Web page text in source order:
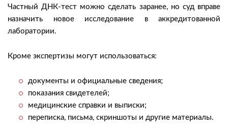
Частный ДНК-тест можно сделать заранее, но суд вправе
назначить новое исследование в аккредитованной
лаборатории.
Кроме экспертизы могут использоваться:
документы и официальные сведения;
показания свидетелей;
медицинские справки и выписки;
переписка, письма, скриншоты и другие материалы.